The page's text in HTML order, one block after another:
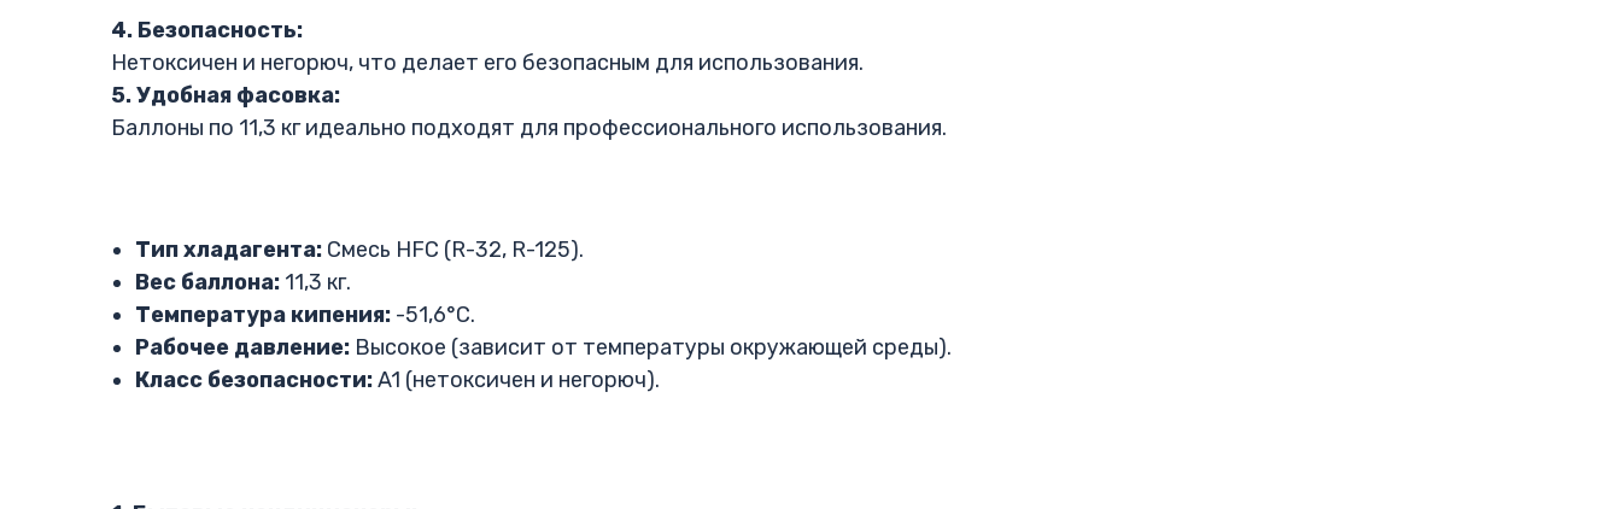
4. Безопасность:
Нетоксичен и негорюч, что делает его безопасным для использования.
5. Удобная фасовка:
Баллоны по 11,3 кг идеально подходят для профессионального использования.
Тип хладагента: Смесь HFC (R-32, R-125).
Вес баллона: 11,3 кг.
Температура кипения: -51,6°C.
Рабочее давление: Высокое (зависит от температуры окружающей среды).
Класс безопасности:A1 (нетоксичен и негорюч).